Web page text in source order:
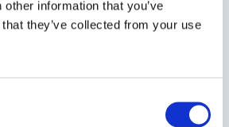
information that you’ve
they’ve collected from your use
→
USA